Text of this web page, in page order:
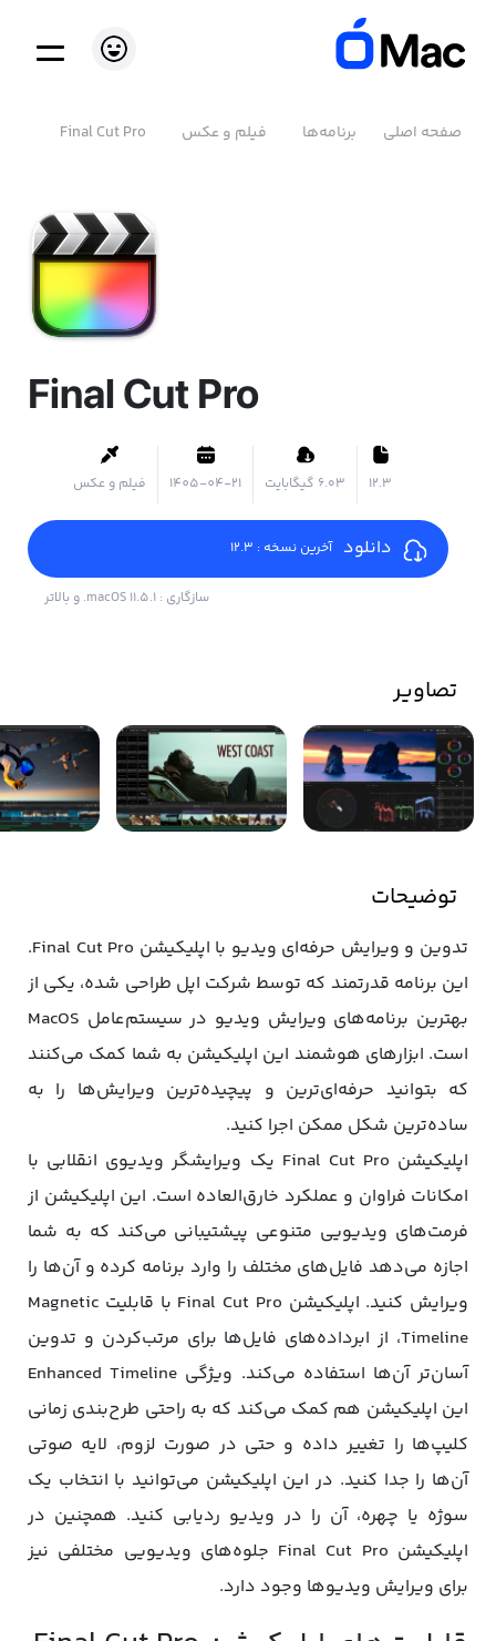
صفحه اصلی برنامه‌ها فیلم و عکس Final Cut Pro
Final Cut Pro
12.3 ۶.۰۳ گیگابایت 1405-04-21 فیلم و عکس
دانلود آخرین نسخه : 12.3
سازگاری : macOS 11.5.1. و بالاتر
تصاویر
توضیحات
تدوین و ویرایش حرفه‌ای ویدیو با اپلیکیشن Final Cut Pro.
این برنامه قدرتمند که توسط شرکت اپل طراحی شده، یکی از
بهترین برنامه‌های ویرایش ویدیو در سیستم‌عامل MacOS
است. ابزارهای هوشمند این اپلیکیشن به شما کمک می‌کنند
که بتوانید حرفه‌ای‌ترین و پیچیده‌ترین ویرایش‌ها را به
ساده‌ترین شکل ممکن اجرا کنید.
اپلیکیشن Final Cut Pro یک ویرایشگر ویدیوی انقلابی با
امکانات فراوان و عملکرد خارق‌العاده است. این اپلیکیشن از
فرمت‌های ویدیویی متنوعی پیشتیبانی می‌کند که به شما
اجازه می‌دهد فایل‌های مختلف را وارد برنامه کرده و آن‌ها را
ویرایش کنید. اپلیکیشن Final Cut Pro با قابلیت Magnetic
Timeline، از ابرداده‌های فایل‌ها برای مرتب‌کردن و تدوین
آسان‌تر آن‌ها استفاده می‌کند. ویژگی Enhanced Timeline
این اپلیکیشن هم کمک می‌کند که به راحتی طرح‌بندی زمانی
کلیپ‌ها را تغییر داده و حتی در صورت لزوم، لایه صوتی
آن‌ها را جدا کنید. در این اپلیکیشن می‌توانید با انتخاب یک
سوژه یا چهره، آن را در ویدیو ردیابی کنید. همچنین در
اپلیکیشن Final Cut Pro جلوه‌های ویدیویی مختلفی نیز
برای ویرایش ویدیوها وجود دارد.